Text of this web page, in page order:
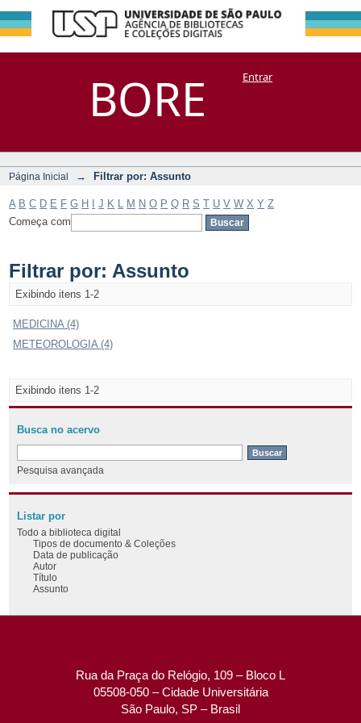
BORE
Filtrar por:
Assunto
DSpace/Manakin + CoriscoEntrar
Página Inicial → Filtrar por: Assunto
A B C D E F G H J K M N O P Q R S T U V W X Y Z
Começa com
Filtrar por: Assunto
Exibindo itens 1-2
MEDICINA (4)
METEOROLOGIA (4)
Exibindo itens 1-2
Busca no acervo
Pesquisa avançada
Listar por
Todo a biblioteca digital
Tipos de documento & Coleções
Data de publicação
Autor
Título
Assunto
Rua da Praça do Relógio, 109 – Bloco L
05508-050 – Cidade Universitária
São Paulo, SP – Brasil